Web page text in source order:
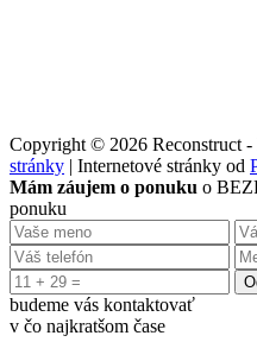
Copyright © 2026 Reconstruct
stránky | Internetové stránky od
Mám záujem o ponuku o
ponuku
budeme vás kontaktovať
v čo najkratšom čase